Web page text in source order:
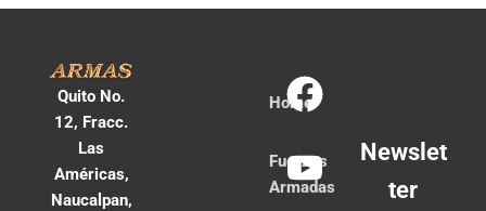
Quito No.
12, Fracc.
Las
Américas,
Naucalpan,
Home
Fuerzas
Armadas
Newslet
ter